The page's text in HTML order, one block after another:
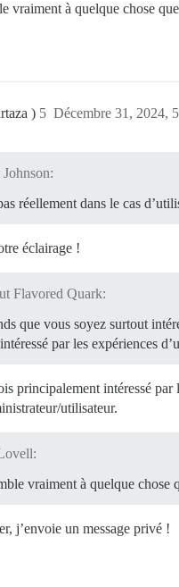
vraiment à quelque chose
) Décembre 31, 2024,
5
réellement dans le cas
éclairage !
Flavored Quark:
que vous soyez surtout
par les expériences
principalement intéressé
utilisateur.
vraiment à quelque chose
j’envoie un message privé !